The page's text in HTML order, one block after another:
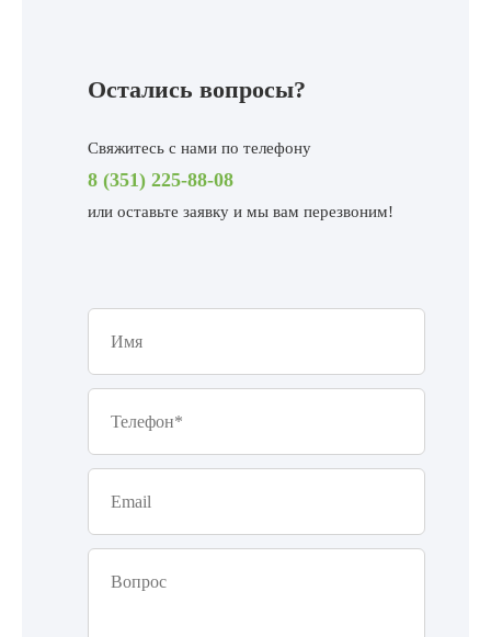
Остались вопросы?
Свяжитесь с нами по телефону
8 (351) 225-88-08
или оставьте заявку и мы вам перезвоним!